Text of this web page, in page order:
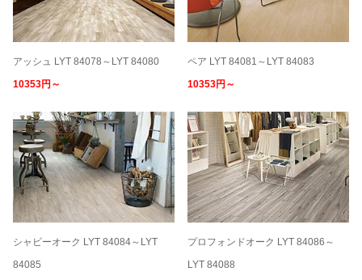
アッシュ LYT 84078～LYT 84080
10353円～
ペア LYT 84081～LYT 84083
10353円～
シャビーオーク LYT 84084～LYT
84085
プロフォンドオーク LYT 84086～
LYT 84088